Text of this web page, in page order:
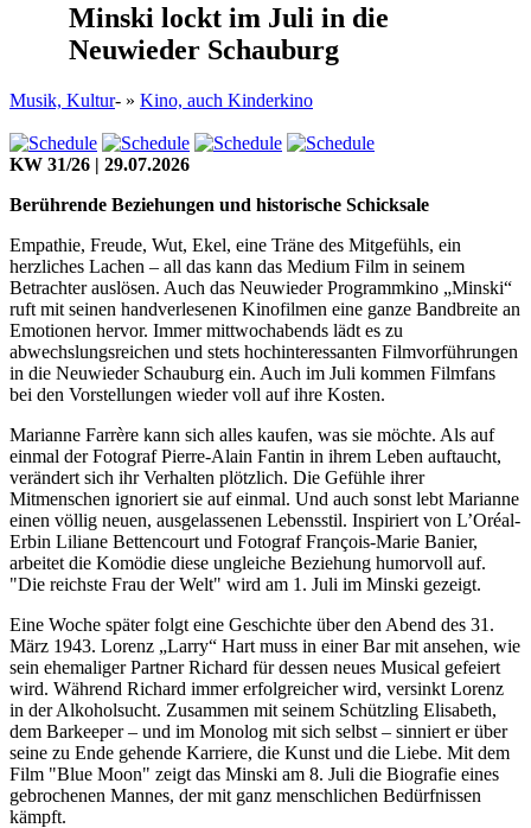
Minski lockt im Juli in die
Neuwieder Schauburg
Musik, Kultur- » Kino, auch Kinderkino
KW 31/26 | 29.07.2026
Berührende Beziehungen und historische Schicksale
Empathie, Freude, Wut, Ekel, eine Träne des Mitgefühls, ein
herzliches Lachen – all das kann das Medium Film in seinem
Betrachter auslösen. Auch das Neuwieder Programmkino „Minski“
ruft mit seinen handverlesenen Kinofilmen eine ganze Bandbreite an
Emotionen hervor. Immer mittwochabends lädt es zu
abwechslungsreichen und stets hochinteressanten Filmvorführungen
in die Neuwieder Schauburg ein. Auch im Juli kommen Filmfans
bei den Vorstellungen wieder voll auf ihre Kosten.
Marianne Farrère kann sich alles kaufen, was sie möchte. Als auf
einmal der Fotograf Pierre-Alain Fantin in ihrem Leben auftaucht,
verändert sich ihr Verhalten plötzlich. Die Gefühle ihrer
Mitmenschen ignoriert sie auf einmal. Und auch sonst lebt Marianne
einen völlig neuen, ausgelassenen Lebensstil. Inspiriert von L’Oréal-
Erbin Liliane Bettencourt und Fotograf François-Marie Banier,
arbeitet die Komödie diese ungleiche Beziehung humorvoll auf.
"Die reichste Frau der Welt" wird am 1. Juli im Minski gezeigt.
Eine Woche später folgt eine Geschichte über den Abend des 31.
März 1943. Lorenz „Larry“ Hart muss in einer Bar mit ansehen, wie
sein ehemaliger Partner Richard für dessen neues Musical gefeiert
wird. Während Richard immer erfolgreicher wird, versinkt Lorenz
in der Alkoholsucht. Zusammen mit seinem Schützling Elisabeth,
dem Barkeeper – und im Monolog mit sich selbst – sinniert er über
seine zu Ende gehende Karriere, die Kunst und die Liebe. Mit dem
Film "Blue Moon" zeigt das Minski am 8. Juli die Biografie eines
gebrochenen Mannes, der mit ganz menschlichen Bedürfnissen
kämpft.